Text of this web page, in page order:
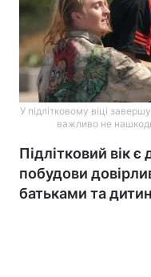
У підлітковому віці
важливо не
Підлітковий вік
побудови
батьками та